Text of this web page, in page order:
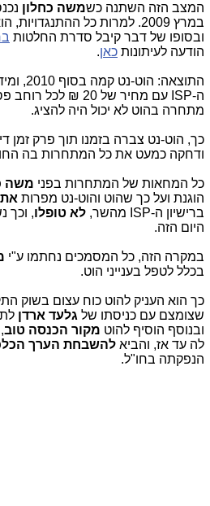
המצב הזה השתנה כשמשה כחלון
במרץ 2009. למרות כל
ובסופו של דבר קיבל סדרת החלטות
הודעה לעיתונות כאן.
התוצאה:
ה-ISP
מתחרה בהוט לא יכול היה להציג.
כך, הוט-נט צברה בזמנו תוך פרק זמן
ודחקה כמעט את כל המתחרות בה
כל המחאות של המתחרות בפני משה
הוגנת ועל כך שהוט והוט-נט מפרות
ברישיון ה-ISP מהשר, לא טופלו, וכך
היום הזה.
במקרה הזה, כל המסמכים נחתמו ע"י
בכלל לטפל בענייני הוט.
כך הוא העניק להוט כוח עצום בשוק
שצומצם עם כניסתו של גלעד ארדן
ובנוסף הוסיף להוט מקור הכנסה טוב
לה עד אז, והביא להשבחת הערך
הנפקתה בחו"ל.